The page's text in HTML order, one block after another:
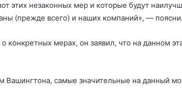
этих незаконных мер и которые будут
(прежде всего) и наших компаний», —
конкретных мерах, он заявил, что на данном
Вашингтона, самые значительные на данный